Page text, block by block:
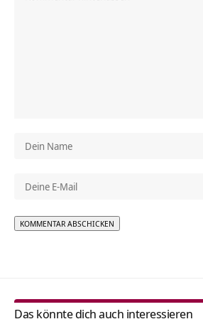
Das könnte dich auch interessieren